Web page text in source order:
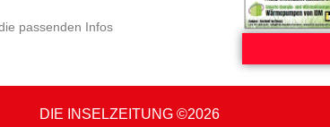
passenden Infos
DIE INSELZEITUNG ©2026